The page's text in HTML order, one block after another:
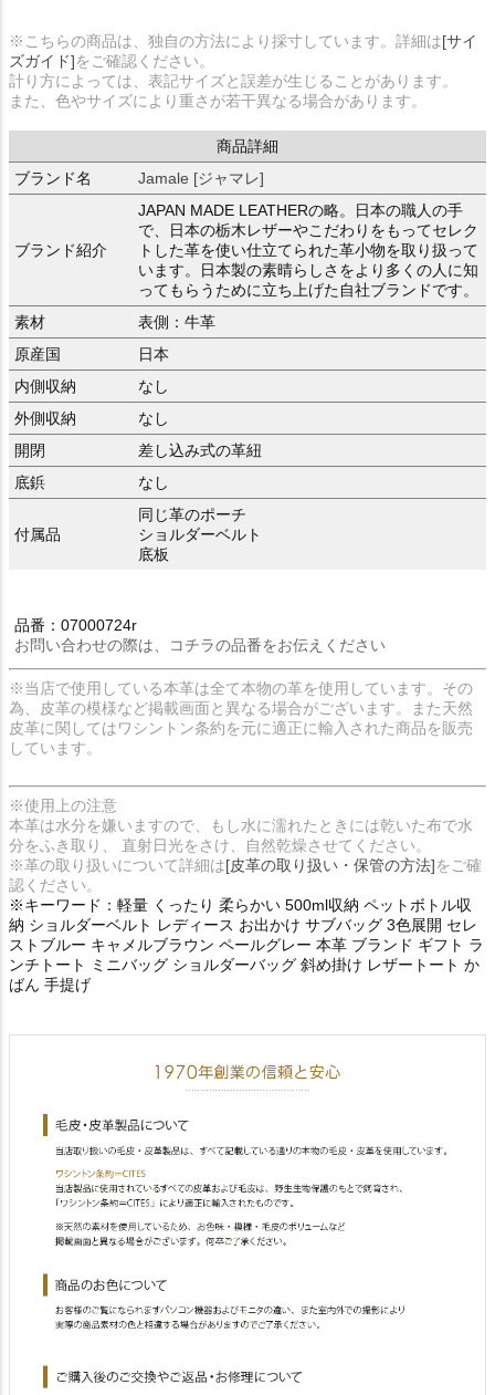
※こちらの商品は、独自の方法により採寸しています。詳細は[サイ
ズガイド]をご確認ください。
計り方によっては、表記サイズと誤差が生じることがあります。
また、色やサイズにより重さが若干異なる場合があります。
商品詳細
ブランド名
Jamale [ジャマレ]
ブランド紹介
JAPAN MADE LEATHERの略。日本の職人の手
で、日本の栃木レザーやこだわりをもってセレク
トした革を使い仕立てられた革小物を取り扱って
います。日本製の素晴らしさをより多くの人に知
ってもらうために立ち上げた自社ブランドです。
素材
表側：牛革
原産国
日本
内側収納
なし
外側収納
なし
開閉
差し込み式の革紐
底鋲
なし
付属品
同じ革のポーチ
ショルダーベルト
底板
品番：07000724r
お問い合わせの際は、コチラの品番をお伝えください
※当店で使用している本革は全て本物の革を使用しています。その
為、皮革の模様など掲載画面と異なる場合がございます。また天然
皮革に関してはワシントン条約を元に適正に輸入された商品を販売
しています。
※使用上の注意
本革は水分を嫌いますので、もし水に濡れたときには乾いた布で水
分をふき取り、 直射日光をさけ、自然乾燥させてください。
※革の取り扱いについて詳細は[皮革の取り扱い・保管の方法]をご確
認ください。
※キーワード：軽量 くったり 柔らかい 500ml収納 ペットボトル収
納 ショルダーベルト レディース お出かけ サブバッグ 3色展開 セレ
ストブルー キャメルブラウン ペールグレー 本革 ブランド ギフト ラ
ンチトート ミニバッグ ショルダーバッグ 斜め掛け レザートート か
ばん 手提げ